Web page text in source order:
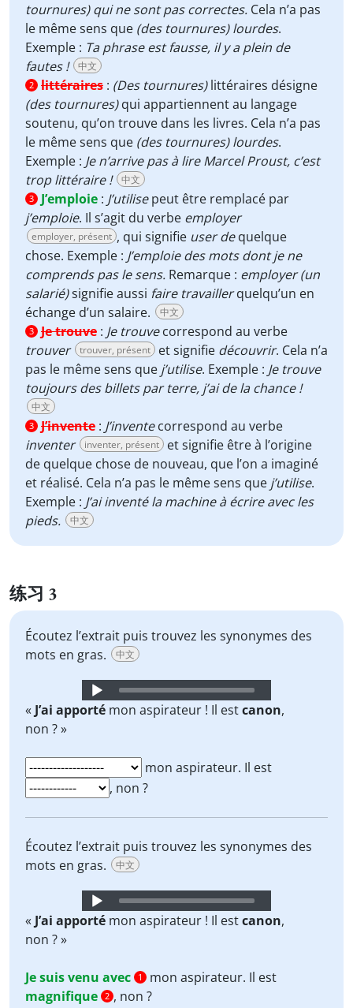
tournures) qui ne sont pas correctes. Cela n’a pas
le même sens que (des tournures) lourdes.
Exemple : Ta phrase est fausse, il y a plein de
fautes ! 中文
2 littéraires : (Des tournures)littéraires désigne
(des tournures)qui appartiennent au langage
soutenu, qu’on trouve dans les livres. Cela n’a pas
le même sens que (des tournures) lourdes.
Exemple : Je n’arrive pas à lire Marcel Proust, c’est
trop littéraire !
中文
3 J’emploie : J’utilisepeut être remplacé par
j’emploie. Il s’agit du verbe employer
employer, présent , qui signifie user dequelque
chose. Exemple : J’emploie des mots dont je ne
comprends pas le sens. Remarque : employer (un
salarié)signifie aussi faire travaillerquelqu’un en
échange d’un salaire.
中文
3 Je trouve : Je trouvecorrespond au verbe
trouver trouver, présent et signifie découvrir. Cela n’a
pas le même sens que j’utilise. Exemple : Je trouve
toujours des billets par terre, j’ai de la chance !
中文
3 J’invente : J’inventecorrespond au verbe
inventer
inventer, présent
et signifie être à l’origine
de quelque chose de nouveau, que l’on a imaginé
et réalisé. Cela n’a pas le même sens que j’utilise.
Exemple : J’ai inventé la machine à écrire avec les
pieds.
中文
练习 3
Écoutez l’extrait puis trouvez les synonymes des
mots en gras.
中文
Audio
Player
« J’ai apporté mon aspirateur ! Il estcanon,
non ? »
mon aspirateur. Il est
, non ?
Écoutez l’extrait puis trouvez les synonymes des
mots en gras.
中文
Audio
Player
« J’ai apporté mon aspirateur ! Il estcanon,
non ? »
Je suis venu avec 1
mon aspirateur. Il est
magnifique 2 , non ?